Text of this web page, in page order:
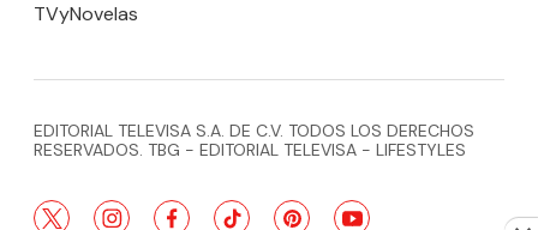
TVyNovelas
EDITORIAL TELEVISA S.A. DE C.V. TODOS LOS DERECHOS
RESERVADOS. TBG - EDITORIAL TELEVISA - LIFESTYLES